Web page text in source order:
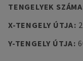
TENGELYEK SZÁMA
X-TENGELY ÚTJA:
Y-TENGELY ÚTJA: